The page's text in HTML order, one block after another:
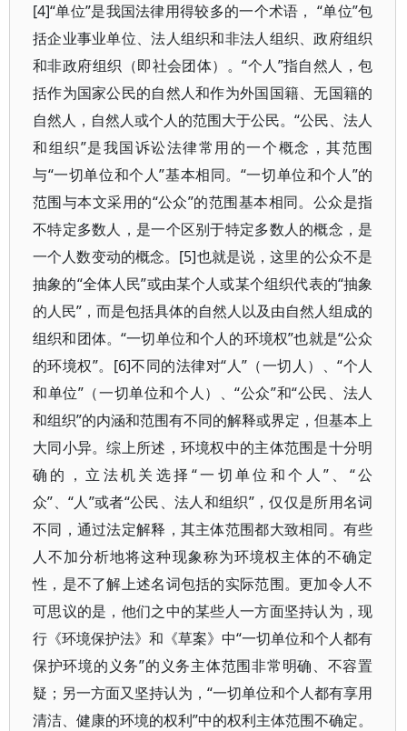
[4]“单位”是我国法律用得较多的一个术语， “单位”包
括企业事业单位、法人组织和非法人组织、政府组织
和非政府组织（即社会团体）。“个人”指自然人，包
括作为国家公民的自然人和作为外国国籍、无国籍的
自然人，自然人或个人的范围大于公民。“公民、法人
和组织”是我国诉讼法律常用的一个概念，其范围
与“一切单位和个人”基本相同。“一切单位和个人”的
范围与本文采用的“公众”的范围基本相同。公众是指
不特定多数人，是一个区别于特定多数人的概念，是
一个人数变动的概念。[5]也就是说，这里的公众不是
抽象的“全体人民”或由某个人或某个组织代表的“抽象
的人民”，而是包括具体的自然人以及由自然人组成的
组织和团体。“一切单位和个人的环境权”也就是“公众
的环境权”。[6]不同的法律对“人”（一切人）、“个人
和单位”（一切单位和个人）、“公众”和“公民、法人
和组织”的内涵和范围有不同的解释或界定，但基本上
大同小异。综上所述，环境权中的主体范围是十分明
确的，立法机关选择“一切单位和个人”、“公
众”、“人”或者“公民、法人和组织”，仅仅是所用名词
不同，通过法定解释，其主体范围都大致相同。有些
人不加分析地将这种现象称为环境权主体的不确定
性，是不了解上述名词包括的实际范围。更加令人不
可思议的是，他们之中的某些人一方面坚持认为，现
行《环境保护法》和《草案》中“一切单位和个人都有
保护环境的义务”的义务主体范围非常明确、不容置
疑；另一方面又坚持认为，“一切单位和个人都有享用
清洁、健康的环境的权利”中的权利主体范围不确定。